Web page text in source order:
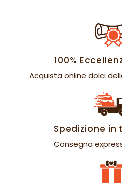
100%
Acquista online dolci
Spedizione in
Consegna